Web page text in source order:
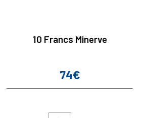
10 Francs Minerve
Prix
74€